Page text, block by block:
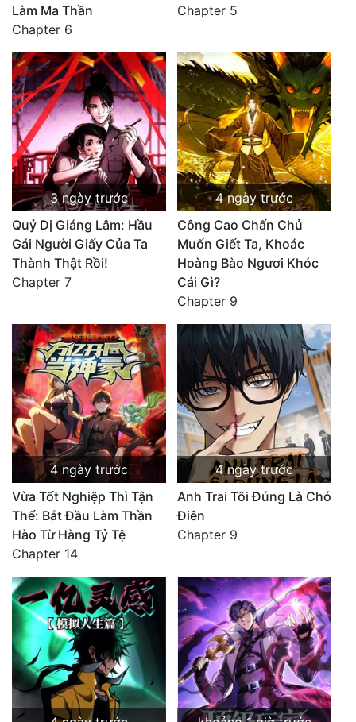
Làm Ma Thần
Chapter 6
Chapter 5
3 ngày trước
Quỷ Dị Giáng Lâm: Hầu
Gái Người Giấy Của Ta
Thành Thật Rồi!
Chapter 7
4 ngày trước
Công Cao Chấn Chủ
Muốn Giết Ta, Khoác
Hoàng Bào Ngươi Khóc
Cái Gì?
Chapter 9
4 ngày trước
Vừa Tốt Nghiệp Thì Tận
Thế: Bắt Đầu Làm Thần
Hào Từ Hàng Tỷ Tệ
Chapter 14
4 ngày trước
Anh Trai Tôi Đúng Là Chó
Điên
Chapter 9